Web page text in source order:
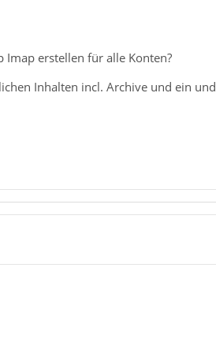
Imap erstellen für alle Konten?
Inhalten incl. Archive und ein und